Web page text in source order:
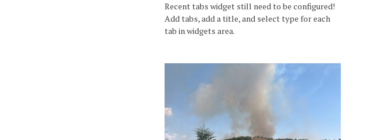
Recent tabs widget still need to be configured!
Add tabs, add a title, and select type for each
tab in widgets area.